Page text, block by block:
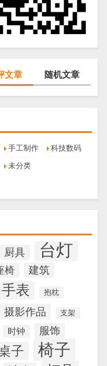
文章 随机文章
手工制作
科技数码
未分类
厨具 台灯
椅 建筑
手表 抱枕
摄影作品 支架
时钟 服饰
子 椅子